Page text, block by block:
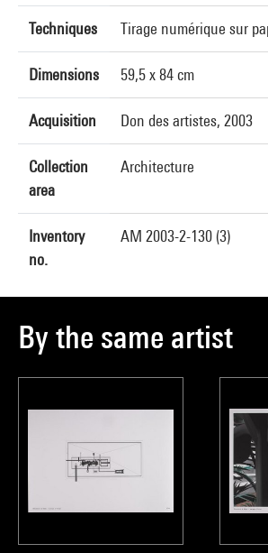
Techniques Tirage numérique sur
Dimensions 59,5 x 84 cm
Acquisition Don des artistes, 2003
Collection
area
Architecture
Inventory
no.
AM 2003-2-130 (3)
By the same artist